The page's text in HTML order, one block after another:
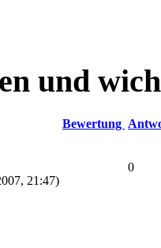
und
Bewertung
21:47)
0